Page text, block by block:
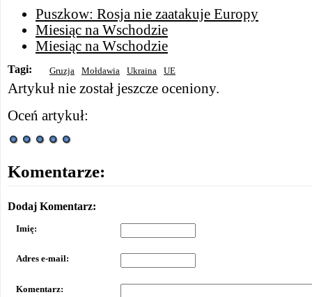
Puszkow: Rosja nie zaatakuje Europy
Miesiąc na Wschodzie
Miesiąc na Wschodzie
Tagi: Gruzja Mołdawia Ukraina UE
Artykuł nie został jeszcze oceniony.
Oceń artykuł:
Komentarze:
Dodaj Komentarz:
Imię:
Adres e-mail:
Komentarz: